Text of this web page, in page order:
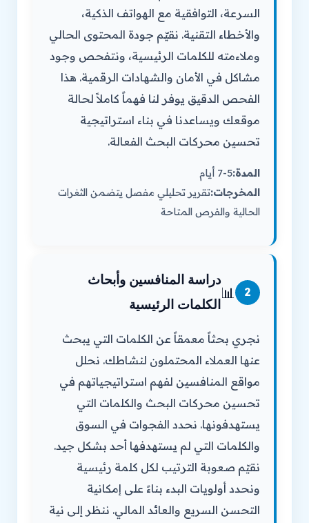
السرعة، التوافقية مع الهواتف الذكية،
والأخطاء التقنية. نقيّم جودة المحتوى الحالي
وملاءمته للكلمات الرئيسية، ونتفحص وجود
مشاكل في الأمان والشهادات الرقمية. هذا
الفحص الدقيق يوفر لنا فهماً كاملاً لحالة
موقعك ويساعدنا في بناء استراتيجية
تحسين محركات البحث الفعالة.
المدة:5-7 أيام
المخرجات:تقرير تحليلي مفصل يتضمن الثغرات
الحالية والفرص المتاحة
2
📊
دراسة المنافسين وأبحاث
الكلمات الرئيسية
نجري بحثاً معمقاً عن الكلمات التي يبحث
عنها العملاء المحتملون لنشاطك. نحلل
مواقع المنافسين لفهم استراتيجياتهم في
تحسين محركات البحث والكلمات التي
يستهدفونها. نحدد الفجوات في السوق
والكلمات التي لم يستهدفها أحد بشكل جيد.
نقيّم صعوبة الترتيب لكل كلمة رئيسية
ونحدد أولويات البدء بناءً على إمكانية
التحسن السريع والعائد المالي. ننظر إلى نية